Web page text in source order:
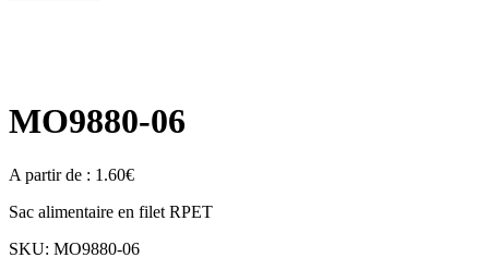
MO9880-06
A partir de : 1.60€
Sac alimentaire en filet RPET
SKU: MO9880-06